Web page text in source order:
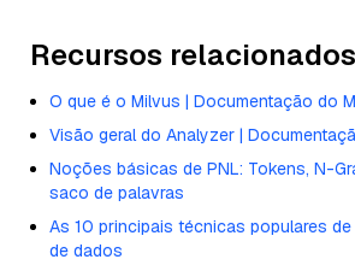
Recursos relacionados
O que é o Milvus | Documentação do
Visão geral do Analyzer |
Noções básicas de PNL: Tokens, N-
saco de palavras
As 10 principais técnicas populares
de dados